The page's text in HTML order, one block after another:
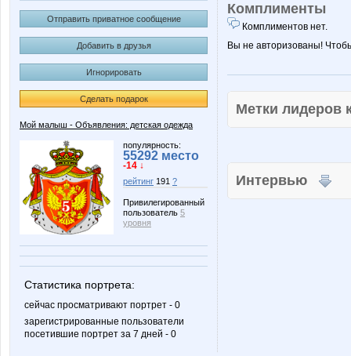
Отправить приватное сообщение
Добавить в друзья
Игнорировать
Сделать подарок
Мой малыш - Объявления: детская одежда
популярность:
55292 место
-14 ↓
рейтинг 191 ?
Привилегированный
пользователь 5
уровня
Статистика портрета:
сейчас просматривают портрет - 0
зарегистрированные пользователи
посетившие портрет за 7 дней - 0
Комплименты
Комплиментов нет.
Вы не авторизованы!
Метки
Интервью